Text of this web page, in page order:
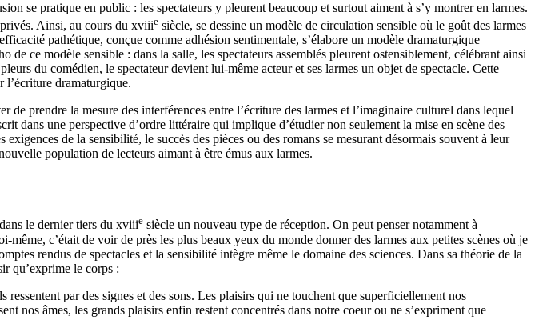
se pratique en public : les spectateurs y pleurent beaucoup et surtout aiment à s’y montrer en larmes.
Ainsi, au cours du xviiie siècle, se dessine un modèle de circulation sensible où le goût des larmes
pathétique, conçue comme adhésion sentimentale, s’élabore un modèle dramaturgique
ce modèle sensible : dans la salle, les spectateurs assemblés pleurent ostensiblement, célébrant ainsi
du comédien, le spectateur devient lui-même acteur et ses larmes un objet de spectacle. Cette
l’écriture dramaturgique.
prendre la mesure des interférences entre l’écriture des larmes et l’imaginaire culturel dans lequel
dans une perspective d’ordre littéraire qui implique d’étudier non seulement la mise en scène des
de la sensibilité, le succès des pièces ou des romans se mesurant désormais souvent à leur
population de lecteurs aimant à être émus aux larmes.
le dernier tiers du xviiie siècle un nouveau type de réception. On peut penser notamment à
c’était de voir de près les plus beaux yeux du monde donner des larmes aux petites scènes où je
rendus de spectacles et la sensibilité intègre même le domaine des sciences. Dans sa théorie de la
qu’exprime le corps :
par des signes et des sons. Les plaisirs qui ne touchent que superficiellement nos
nos âmes, les grands plaisirs enfin restent concentrés dans notre coeur ou ne s’expriment que